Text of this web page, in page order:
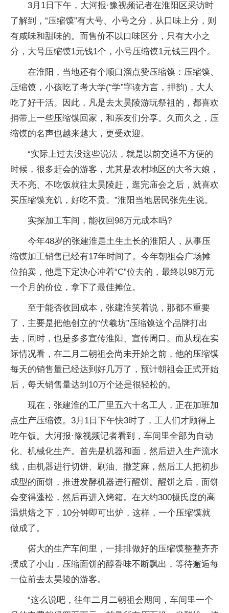
3月1日下午，大河报·豫视频记者在淮阳区采访时
了解到，“压缩馍”有大号、小号之分，从口味上分，则
有咸味和甜味的。而售价不以口味区分，只有大小之
分，大号压缩馍1元钱1个，小号压缩馍1元钱三四个。
在淮阳，当地还有个顺口溜点赞压缩馍：压缩馍、
压缩馍，小孩吃了考大学(“学”字读方言，押韵)，大人
吃了好干活。因此，凡是去太昊陵游玩祭祖的，都喜欢
捎带上一些压缩馍回家，和亲友们分享。久而久之，压
缩馍的名声也越来越大，更受欢迎。
“实际上过去没这些说法，就是以前交通不方便的
时候，很多赶会的游客，尤其是农村地区的大爷大娘，
天不亮、不吃饭就往太昊陵赶，逛完庙会之后，就喜欢
买压缩馍充饥，好吃不贵。”淮阳当地居民张先生说。
实探加工车间，能收回98万元成本吗?
今年48岁的张建淮是土生土长的淮阳人，从事压
缩馍加工销售已经有17年时间了。今年朝祖会广场摊
位拍卖，他是下定决心冲着“C”位去的，最终以98万元
一个月的价位，拿下了最佳摊位。
至于能否收回成本，张建淮笑着说，那都不重要
了，主要是把他创立的“伏羲坊”压缩馍这个品牌打出
去，同时，也是多多宣传淮阳、宣传周口。而从现在实
际情况看，在二月二朝祖会尚未开始之前，他的压缩馍
每天的销售量已经达到好几万了，预计朝祖会正式开始
后，每天销售量达到10万个还是很轻松的。
现在，张建淮的工厂里五六十名工人，正在加班加
点生产压缩馍。3月1日下午快3时了，工人们才顾得上
吃午饭。大河报·豫视频记者看到，车间里全部为自动
化、机械化生产。首先是机器和面，然后进入生产流水
线，由机器进行切饼、刷油、撒芝麻，然后工人把初步
成型的面饼，推进发酵机器进行醒饼。醒饼之后，面饼
会变得蓬松，然后再进入烤箱。在大约300摄氏度的高
温烘焙之下，10分钟即可出炉，这样，一个压缩馍就
做成了。
偌大的生产车间里，一排排做好的压缩馍整整齐齐
摆成了小山，压缩面饼的醇香味不断飘出，等待邂逅每
一位前去太昊陵的游客。
“这么说吧，往年二月二朝祖会期间，车间里一个